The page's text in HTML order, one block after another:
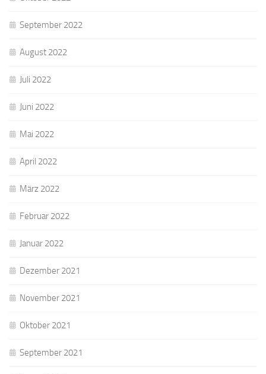
September 2022
August 2022
Juli 2022
Juni 2022
Mai 2022
April 2022
März 2022
Februar 2022
Januar 2022
Dezember 2021
November 2021
Oktober 2021
September 2021